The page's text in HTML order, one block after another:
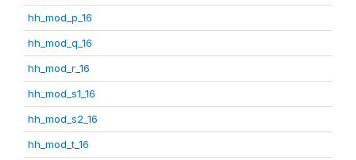
hh_mod_p_16
hh_mod_q_16
hh_mod_r_16
hh_mod_s1_16
hh_mod_s2_16
hh_mod_t_16